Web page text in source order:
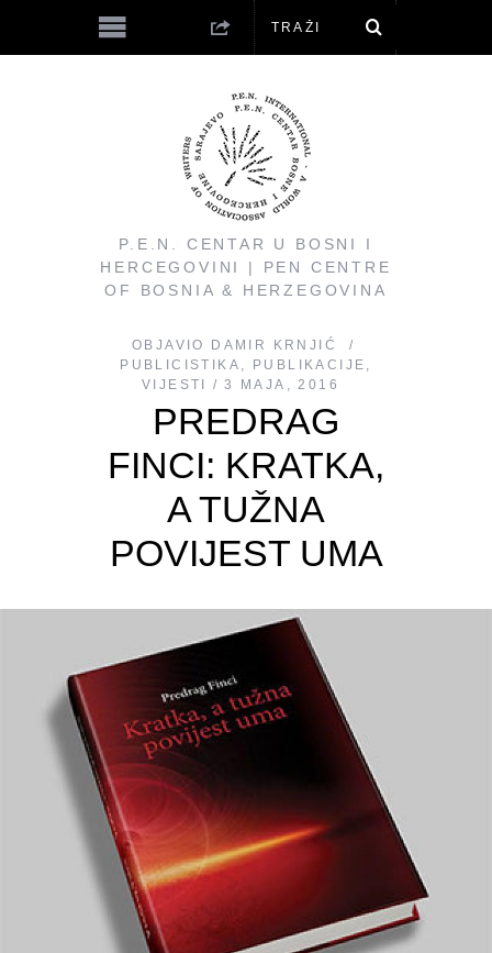
P.E.N. CENTAR U BOSNI I
HERCEGOVINI | PEN CENTRE
OF BOSNIA & HERZEGOVINA
OBJAVIO
DAMIR KRNJIĆ
PUBLICISTIKA , PUBLIKACIJE ,
VIJESTI
3 MAJA, 2016
PREDRAG
FINCI: KRATKA,
A TUŽNA
POVIJEST UMA